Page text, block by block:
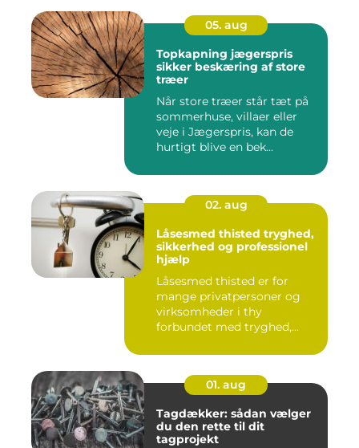
05. aug
Topkapning jægerspris
sikker beskæring af store
træer
Når store træer står tæt på
sommerhuse, villaer eller
veje i Jægerspris, kan de
hurtigt blive en bek...
02. aug
Låsesmed thisted tryghed,
sikkerhed og professionel
hjælp
Låsesmed thisted er for
mange privatpersoner og
virksomheder i thy
forbundet med tryghed,
01. aug
Tagdækker: sådan vælger
du den rette til dit
tagprojekt